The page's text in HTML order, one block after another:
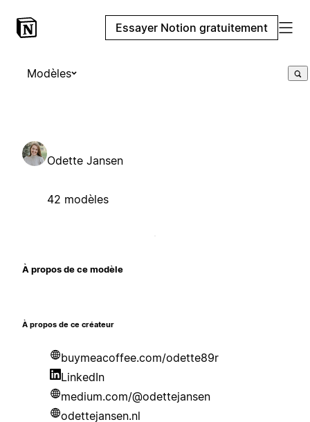
Essayer Notion gratuitement
Modèles
Odette Jansen
42 modèles
À propos de ce modèle
À propos de ce créateur
buymeacoffee.com/odette89r
LinkedIn
medium.com/@odettejansen
odettejansen.nl